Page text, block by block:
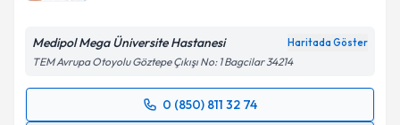
Kişisel verilerimin işlenmesine ilişkinAydınlatma
Metni'ni okudum ve kişisel verilerimin belirtilen
kapsamda işlenmesini kabul ediyorum.
Medipol Mega Üniversite Hastanesi Haritada Göster
TEM Avrupa Otoyolu Göztepe Çıkışı No: 1 Bagcilar 34214
0 (850) 811 32 74
Randevu Takvimi Talebi